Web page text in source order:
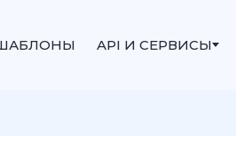
API И СЕРВИСЫ